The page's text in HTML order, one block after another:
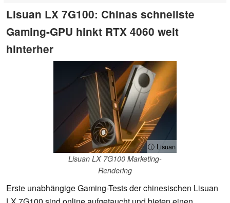
Lisuan LX 7G100: Chinas schnellste
Gaming-GPU hinkt RTX 4060 weit
hinterher
ⓘ Lisuan
Lisuan LX 7G100 Marketing-
Rendering
Erste unabhängige Gaming-Tests der chinesischen Lisuan